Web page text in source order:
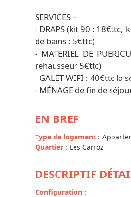
SERVICES +
- DRAPS (kit 90 : 18€ttc,
de bains : 5€ttc)
- MATERIEL DE
rehausseur 5€ttc)
- GALET WIFI : 40€ttc la
- MÉNAGE de fin de
EN BREF
Type de logement :
Quartier : Les Carroz
DESCRIPTIF
Configuration :